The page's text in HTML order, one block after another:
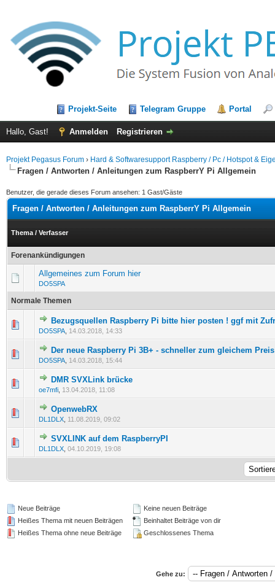
Projekt-Seite Telegram Gruppe Portal
Hallo, Gast! Anmelden Registrieren
Projekt Pegasus Forum › Hard & Softwaresupport Raspberry / Pc / Hotspot &
Fragen / Antworten / Anleitungen zum RaspberrY Pi Allgemein
Benutzer, die gerade dieses Forum ansehen: 1 Gast/Gäste
Fragen / Antworten / Anleitungen zum RaspberrY Pi Allgemein
Thema / Verfasser
Forenankündigungen
Allgemeines zum Forum hier
DO5SPA
Normale Themen
Bezugsquellen Raspberry Pi bitte hier posten ! ggf mit
DO5SPA 14.03.2018, 14:33
0 Bewertung(en) - 0 von 5 durchschnittlich
12 34 5
Der neue Raspberry Pi 3B+ - schneller zum gleichem Preis
DO5SPA 14.03.2018, 15:44
0 Bewertung(en) - 0 von 5 durchschnittlich
1 2345
DMR SVXLink brücke
oe7mfi 13.04.2018, 11:08
0 Bewertung(en) - 0 von 5 durchschnittlich
1
OpenwebRX
DL1DLX 11.08.2019, 09:02
0 Bewertung(en) - 0 von 5 durchschnittlich
SVXLINK auf dem RaspberryPI
DL1DLX 04.10.2019, 19:08
0 Bewertung(en) - 0 von 5 durchschnittlich
12345
Neue Beiträge
Heißes Thema mit neuen Beiträgen
Heißes Thema ohne neue Beiträge
Keine neuen Beiträge
Beinhaltet Beiträge von dir
Geschlossenes Thema
Gehe zu: